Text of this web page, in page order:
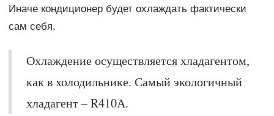
Иначе кондиционер будет охлаждать фактически
сам себя.
Охлаждение осуществляется хладагентом,
как в холодильнике. Самый экологичный
хладагент – R410А.